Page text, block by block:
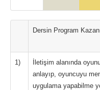
Dersin Program
1)
İletişim alanında
anlayıp, oyuncuyu
uygulama yapabilme